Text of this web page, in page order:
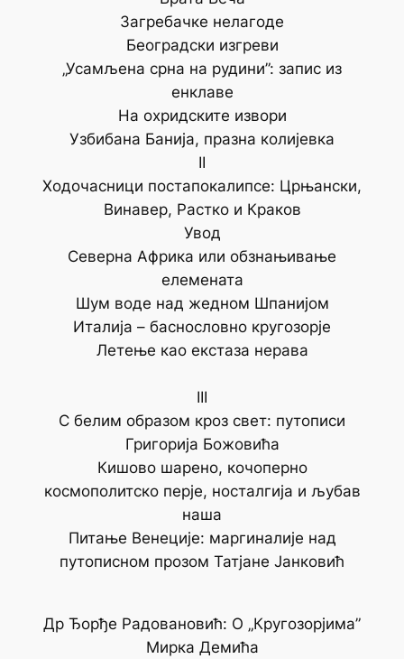
Загребачке нелагоде
Београдски изгреви
„Усамљена срна на рудини”: запис из
енклаве
На охридските извори
Узбибана Банија, празна колијевка
II
Ходочасници постапокалипсе: Црњански,
Винавер, Растко и Краков
Увод
Северна Африка или обзнањивање
елемената
Шум воде над жедном Шпанијом
Италија – баснословно кругозорје
Летење као екстаза нерава
III
С белим образом кроз свет: путописи
Григорија Божовића
Кишово шарено, кочоперно
космополитско перје, носталгија и љубав
наша
Питање Венеције: маргиналије над
путописном прозом Татјане Јанковић
Др Ђорђе Радовановић: О „Кругозорјима”
Мирка Демића